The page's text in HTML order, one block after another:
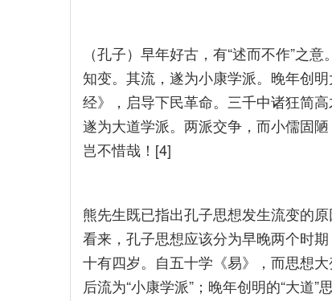
（孔子）早年好古，有“述而不作”之
知变。其流，遂为小康学派。晚年创
经》，启导下民革命。三千中诸狂简
遂为大道学派。两派交争，而小儒固
岂不惜哉！[4]
熊先生既已指出孔子思想发生流变的
看来，孔子思想应该分为早晚两个时
十有四岁。自五十学《易》，而思想
后流为“小康学派”；晚年创明的“大道